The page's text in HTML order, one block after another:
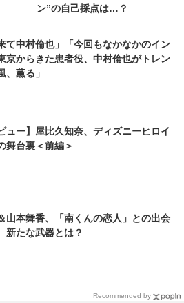
ン”の自己採点は…？
て中村倫也」「今回もなかなかのイン
京からきた患者役、中村倫也がトレン
、薫る」
ュー】屋比久知奈、ディズニーヒロイ
舞台裏＜前編＞
山本舞香、「南くんの恋人」との出会
新たな武器とは？
Recommended by